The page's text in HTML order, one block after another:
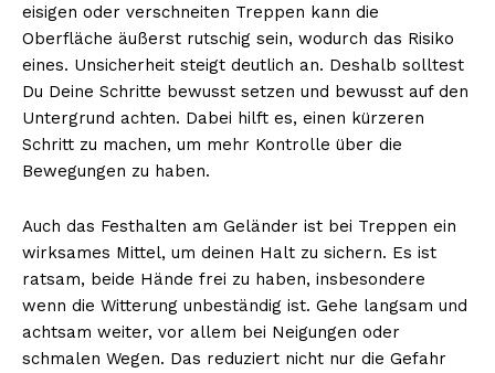
eisigen oder verschneiten Treppen kann die
Oberfläche äußerst rutschig sein, wodurch das Risiko
eines. Unsicherheit steigt deutlich an. Deshalb solltest
Du Deine Schritte bewusst setzen und bewusst auf den
Untergrund achten. Dabei hilft es, einen kürzeren
Schritt zu machen, um mehr Kontrolle über die
Bewegungen zu haben.
Auch das Festhalten am Geländer ist bei Treppen ein
wirksames Mittel, um deinen Halt zu sichern. Es ist
ratsam, beide Hände frei zu haben, insbesondere
wenn die Witterung unbeständig ist. Gehe langsam und
achtsam weiter, vor allem bei Neigungen oder
schmalen Wegen. Das reduziert nicht nur die Gefahr